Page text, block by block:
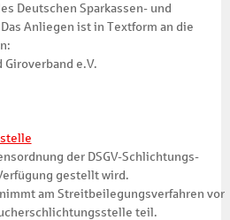
Deutschen Sparkassen- und
Anliegen ist in Textform an die
Giroverband e.V.
der DSGV-Schlichtungs­
gestellt wird.
am Streit­beilegungs­verfahren vor
teil.